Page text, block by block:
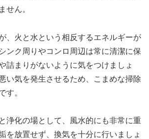
せん。
、火と水という相反するエネルギーが
ンク周りやコンロ周辺は常に清潔に保
詰まりがないように気をつけましょ
い気を発生させるため、こまめな掃除
す。
浄化の場として、風水的にも非常に重
を放置せず、換気を十分に行いましょ